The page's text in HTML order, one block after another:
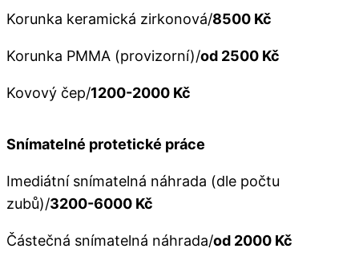
Korunka keramická zirkonová/8500 Kč
Korunka PMMA (provizorní)/od 2500 Kč
Kovový čep/1200-2000 Kč
Snímatelné protetické práce
Imediátní snímatelná náhrada (dle počtu
zubů)/3200-6000 Kč
Částečná snímatelná náhrada/od 2000 Kč